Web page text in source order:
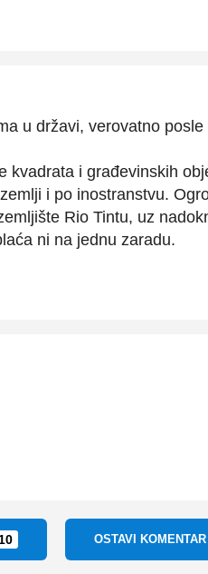
u državi, verovatno posle
kvadrata i građevinskih
i po inostranstvu.
Rio Tintu, uz
ni na jednu zaradu.
10 OSTAVI KOMENTAR